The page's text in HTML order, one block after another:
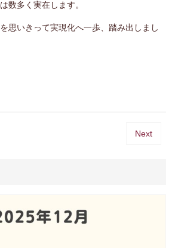
数多く実在します。
思いきって実現化へ一歩、踏み出しまし
Next